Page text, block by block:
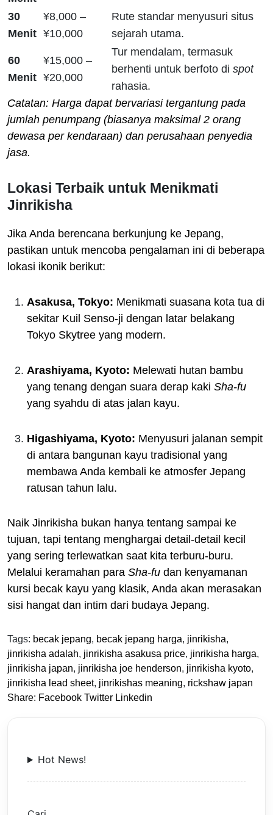
30
Menit
¥8,000 –
¥10,000
Rute standar menyusuri situs
sejarah utama.
60
Menit
¥15,000 –
¥20,000
Tur mendalam, termasuk
berhenti untuk berfoto di spot
rahasia.
Catatan: Harga dapat bervariasi tergantung pada
jumlah penumpang (biasanya maksimal 2 orang
dewasa per kendaraan) dan perusahaan penyedia
jasa.
Lokasi Terbaik untuk Menikmati
Jinrikisha
Jika Anda berencana berkunjung ke Jepang,
pastikan untuk mencoba pengalaman ini di beberapa
lokasi ikonik berikut:
Asakusa, Tokyo: Menikmati suasana kota tua di
sekitar Kuil Senso-ji dengan latar belakang
Tokyo Skytree yang modern.
Arashiyama, Kyoto: Melewati hutan bambu
yang tenang dengan suara derap kaki Sha-fu
yang syahdu di atas jalan kayu.
Higashiyama, Kyoto: Menyusuri jalanan sempit
di antara bangunan kayu tradisional yang
membawa Anda kembali ke atmosfer Jepang
ratusan tahun lalu.
Naik Jinrikisha bukan hanya tentang sampai ke
tujuan, tapi tentang menghargai detail-detail kecil
yang sering terlewatkan saat kita terburu-buru.
Melalui keramahan para Sha-fu dan kenyamanan
kursi becak kayu yang klasik, Anda akan merasakan
sisi hangat dan intim dari budaya Jepang.
Tags: becak jepang, becak jepang harga, jinrikisha,
jinrikisha adalah, jinrikisha asakusa price, jinrikisha harga,
jinrikisha japan, jinrikisha joe henderson, jinrikisha kyoto,
jinrikisha lead sheet, jinrikishas meaning, rickshaw japan
Share: Facebook Twitter Linkedin
Hot News!